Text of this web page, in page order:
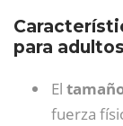
para
El
fuerza